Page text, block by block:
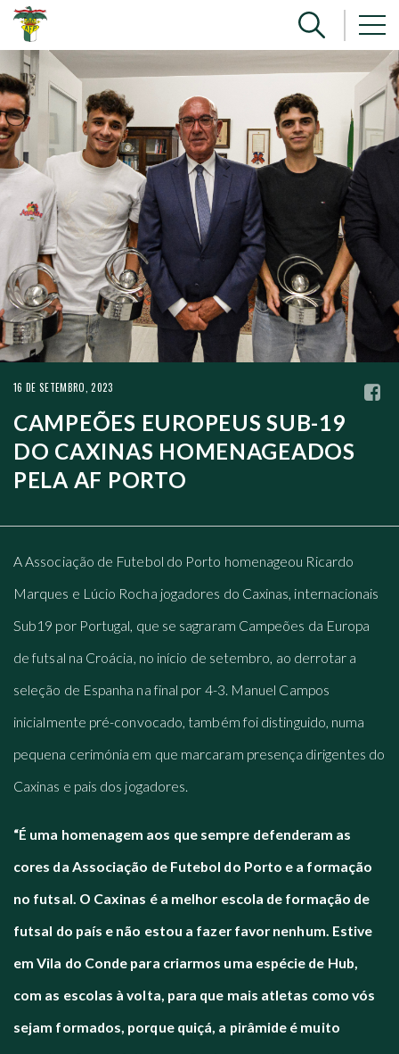
16 DE SETEMBRO, 2023
CAMPEÕES EUROPEUS SUB-19
DO CAXINAS HOMENAGEADOS
PELA AF PORTO
A Associação de Futebol do Porto homenageou Ricardo
Marques e Lúcio Rocha jogadores do Caxinas, internacionais
Sub19 por Portugal, que se sagraram Campeões da Europa
de futsal na Croácia, no início de setembro, ao derrotar a
seleção de Espanha na final por 4-3. Manuel Campos
inicialmente pré-convocado, também foi distinguido, numa
pequena cerimónia em que marcaram presença dirigentes do
Caxinas e pais dos jogadores.
“É uma homenagem aos que sempre defenderam as
cores da Associação de Futebol do Porto e a formação
no futsal. O Caxinas é a melhor escola de formação de
futsal do país e não estou a fazer favor nenhum. Estive
em Vila do Conde para criarmos uma espécie de Hub,
com as escolas à volta, para que mais atletas como vós
sejam formados, porque quiçá, a pirâmide é muito